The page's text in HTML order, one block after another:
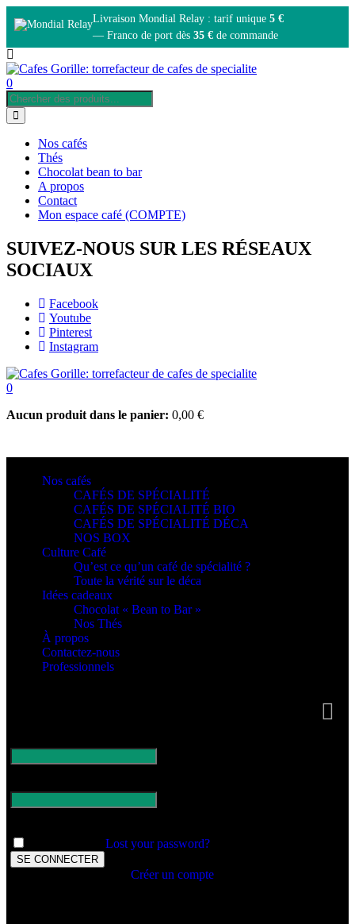
Livraison Mondial Relay : tarif unique 5 €
— Franco de port dès 35 € de commande
0
Nos cafés
Thés
Chocolat bean to bar
A propos
Contact
Mon espace café (COMPTE)
SUIVEZ-NOUS SUR LES RÉSEAUX
SOCIAUX
Facebook
Youtube
Pinterest
Instagram
0
Aucun produit dans le panier: 0,00 €
Nos cafés
CAFÉS DE SPÉCIALITÉ
CAFÉS DE SPÉCIALITÉ BIO
CAFÉS DE SPÉCIALITÉ DÉCA
NOS BOX
Culture Café
Qu’est ce qu’un café de spécialité ?
Toute la vérité sur le déca
Idées cadeaux
Chocolat « Bean to Bar »
Nos Thés
À propos
Contactez-nous
Professionnels
Lost your password?
Créer un compte